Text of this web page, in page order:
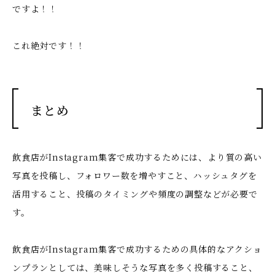
ですよ！！
これ絶対です！！
まとめ
飲食店がInstagram集客で成功するためには、より質の高い
写真を投稿し、フォロワー数を増やすこと、ハッシュタグを
活用すること、投稿のタイミングや頻度の調整などが必要で
す。
飲食店がInstagram集客で成功するための具体的なアクショ
ンプランとしては、美味しそうな写真を多く投稿すること、